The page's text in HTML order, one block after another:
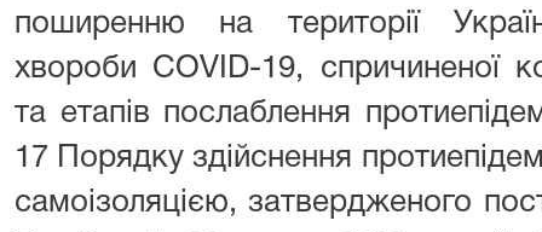
поширенню на території
хвороби COVID-19, спричиненої
та етапів послаблення
17 Порядку здійснення
самоізоляцією, затвердженого